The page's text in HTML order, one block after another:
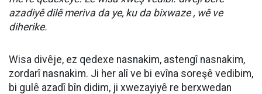
azadiyê dilê meriva da ye, ku da bixwaze , wê ve
diherike.
Wisa divêje, ez qedexe nasnakim, astengî nasnakim,
zordarî nasnakim. Ji her alî ve bi evîna soreşê vedibim,
bi gulê azadî bîn didim, ji xwezayiyê re berxwedan